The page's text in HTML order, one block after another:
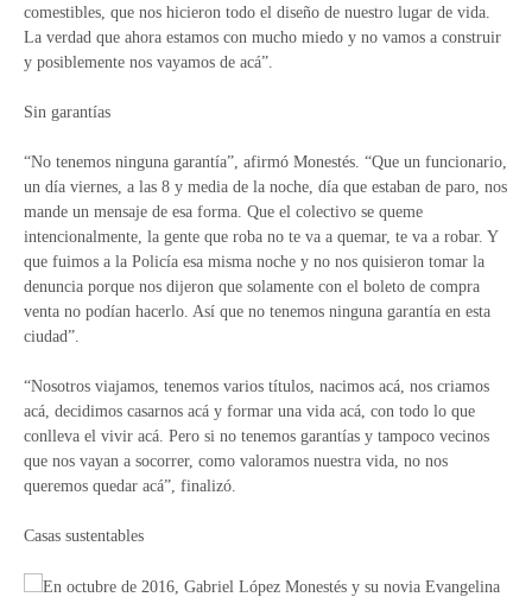
comestibles, que nos hicieron todo el diseño de nuestro lugar de vida.
La verdad que ahora estamos con mucho miedo y no vamos a construir
y posiblemente nos vayamos de acá”.
Sin garantías
“No tenemos ninguna garantía”, afirmó Monestés. “Que un funcionario,
un día viernes, a las 8 y media de la noche, día que estaban de paro, nos
mande un mensaje de esa forma. Que el colectivo se queme
intencionalmente, la gente que roba no te va a quemar, te va a robar. Y
que fuimos a la Policía esa misma noche y no nos quisieron tomar la
denuncia porque nos dijeron que solamente con el boleto de compra
venta no podían hacerlo. Así que no tenemos ninguna garantía en esta
ciudad”.
“Nosotros viajamos, tenemos varios títulos, nacimos acá, nos criamos
acá, decidimos casarnos acá y formar una vida acá, con todo lo que
conlleva el vivir acá. Pero si no tenemos garantías y tampoco vecinos
que nos vayan a socorrer, como valoramos nuestra vida, no nos
queremos quedar acá”, finalizó.
Casas sustentables
En octubre de 2016, Gabriel López Monestés y su novia Evangelina